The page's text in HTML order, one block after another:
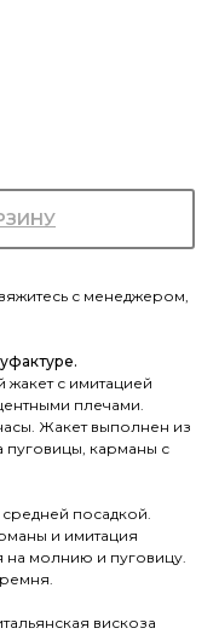
с менеджером,
с имитацией
плечами.
Жакет выполнен из
пуговицы, карманы с
посадкой.
и имитация
на молнию и пуговицу.
вискоза